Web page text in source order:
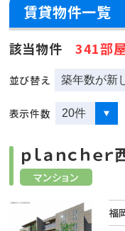
賃貸物件一覧
該当物件 341部屋
並び替え
表示件数
マンション
ｐｌａｎｃｈｅ
福